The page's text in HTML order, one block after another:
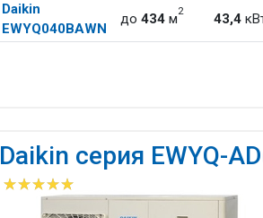
Daikin
EWYQ040BAWN
до 434м2 43,4
Daikin серия EWYQ-